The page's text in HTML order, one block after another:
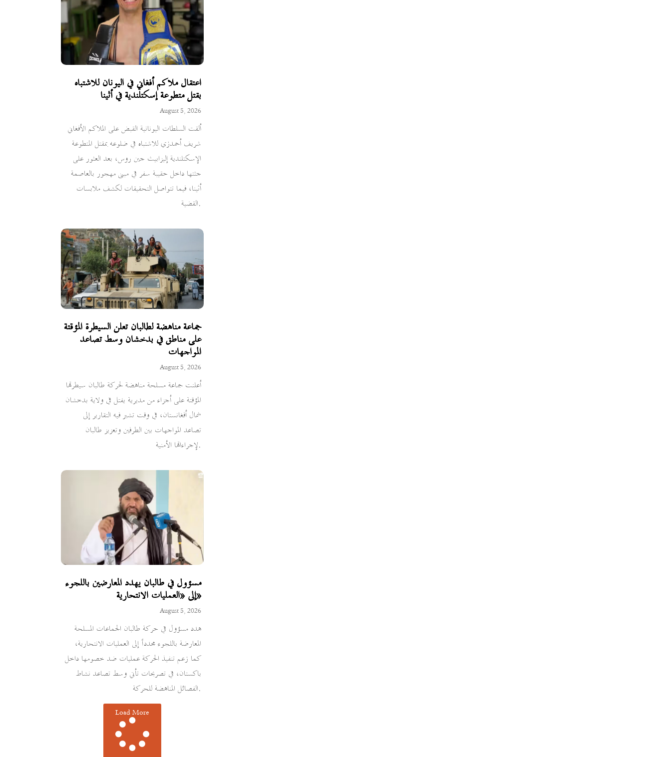
اعتقال ملاكم أفغاني في اليونان للاشتباه
بقتل متطوعة إسكتلندية في أثينا
August 5, 2026
ألقت السلطات اليونانية القبض على الملاكم الأفغاني
شريف أحمدزي للاشتباه في ضلوعه بمقتل المتطوعة
الإسكتلندية إليزابيث جين روس، بعد العثور على
جثتها داخل حقيبة سفر في مبنى مهجور بالعاصمة
أثينا، فيما تتواصل التحقيقات لكشف ملابسات
القضية.
جماعة مناهضة لطالبان تعلن السيطرة المؤقتة
على مناطق في بدخشان وسط تصاعد
المواجهات
August 5, 2026
أعلنت جماعة مسلحة مناهضة لحركة طالبان سيطرتها
المؤقتة على أجزاء من مديرية يفتل في ولاية بدخشان
شمال أفغانستان، في وقت تشير فيه التقارير إلى
تصاعد المواجهات بين الطرفين وتعزيز طالبان
لإجراءاتها الأمنية.
مسؤول في طالبان يهدد المعارضين باللجوء
إلى «العمليات الانتحارية»
August 5, 2026
هدد مسؤول في حركة طالبان الجماعات المسلحة
المعارضة باللجوء مجدداً إلى العمليات الانتحارية،
كما زعم تنفيذ الحركة عمليات ضد خصومها داخل
باكستان، في تصريحات تأتي وسط تصاعد نشاط
الفصائل المناهضة للحركة.
Load More